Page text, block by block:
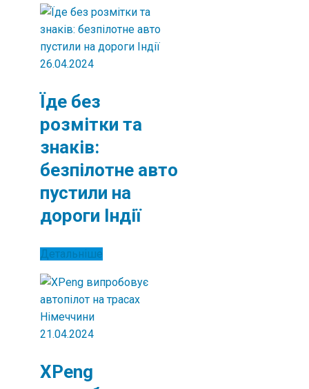
26.04.2024
Їде без
розмітки та
знаків:
безпілотне авто
пустили на
дороги Індії
Детальніше
21.04.2024
XPeng